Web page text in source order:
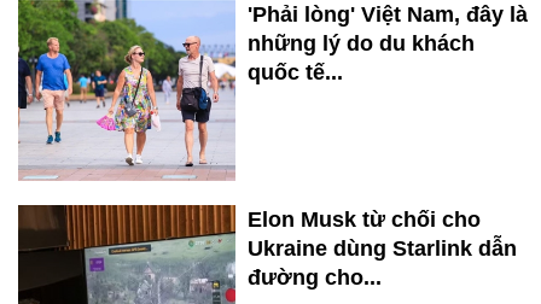
'Phải lòng' Việt Nam, đây là
những lý do du khách
quốc tế...
Elon Musk từ chối cho
Ukraine dùng Starlink dẫn
đường cho...